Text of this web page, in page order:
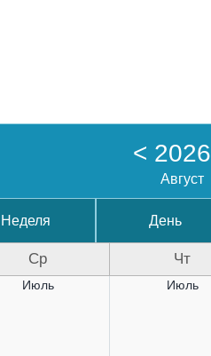
< 2026
Август
Неделя День
Ср Чт
Июль Июль